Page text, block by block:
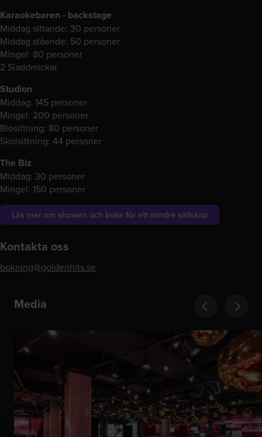
Karaokebaren - backstage
Middag sittande: 30 personer
Middag stående: 50 personer
Mingel: 80 personer
2 Sladdmickar
Studion
Middag: 145 personer
Mingel: 200 personer
Biosittning: 80 personer
Skolsittning: 44 personer
The Biz
Middag: 30 personer
Mingel: 150 personer
Läs mer om showen och boka för ett mindre sällskap
Kontakta oss
bokning@goldenhits.se
Media